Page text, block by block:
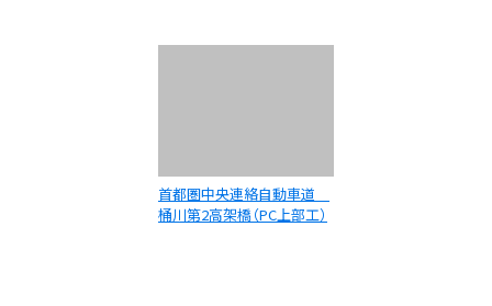
首都圏中央連絡自動車道
桶川第2高架橋（PC上部工）